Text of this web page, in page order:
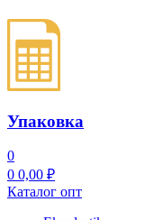
Упаковка
0
0 0,00 ₽
Каталог опт